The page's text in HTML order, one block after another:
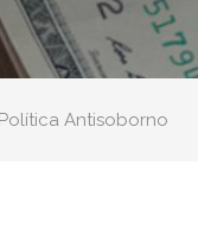
Política Antisoborno